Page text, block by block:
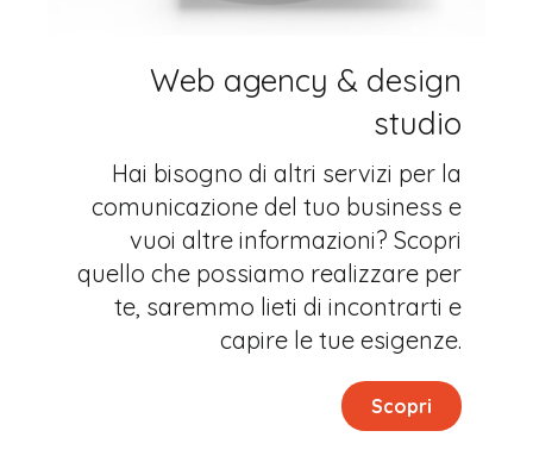
Web agency & design
studio
Hai bisogno di altri servizi per la
comunicazione del tuo business e
vuoi altre informazioni? Scopri
quello che possiamo realizzare per
te, saremmo lieti di incontrarti e
capire le tue esigenze.
Scopri